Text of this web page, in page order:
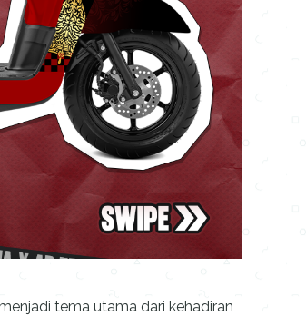
tema utama dari kehadiran